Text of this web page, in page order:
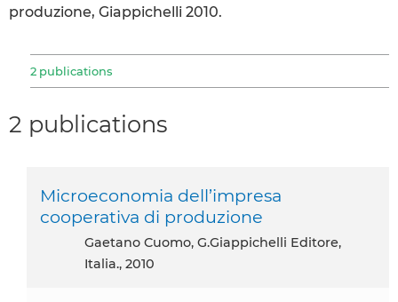
produzione, Giappichelli 2010.
2 publications
2 publications
Microeconomia dell’impresa
cooperativa di produzione
Gaetano Cuomo, G.Giappichelli Editore,
Italia., 2010